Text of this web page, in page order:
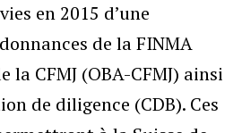
en 2015 d’une
de la FINMA
la CFMJ (OBA-CFMJ) ainsi
de diligence (CDB). Ces